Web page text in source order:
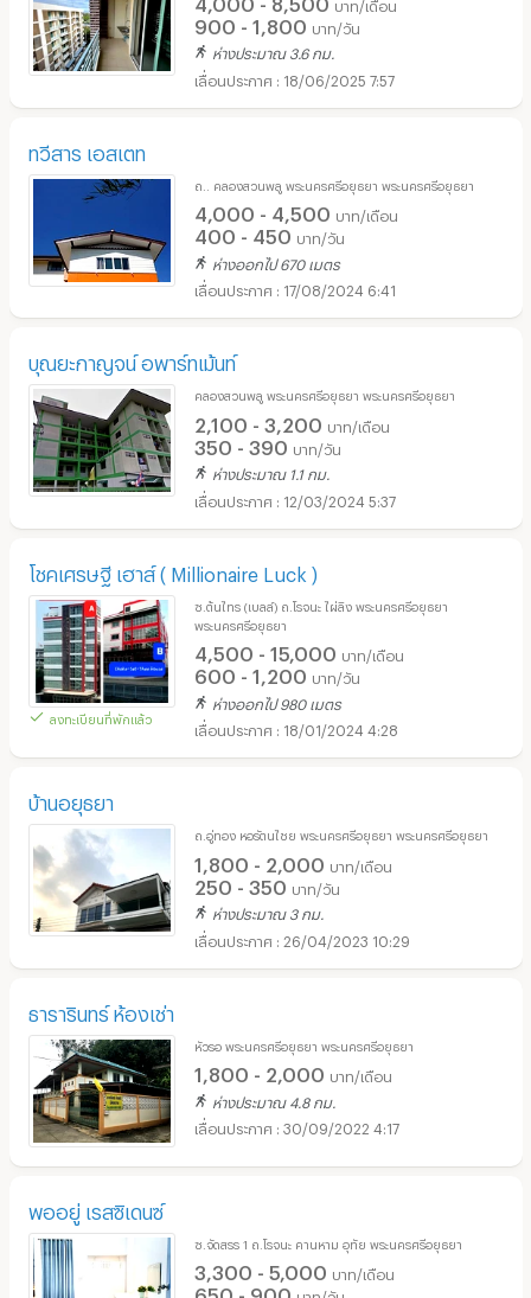
บาท/เดือน
900 - 1,800 บาท/วัน
ห่างประมาณ 3.6 กม.
18/06/2025 7:57
ทวีสาร เอสเตท
ถ.. คลองสวนพลู พระนครศรีอยุธยา พระนครศรีอยุธยา
4,000 - 4,500 บาท/เดือน
400 - 450 บาท/วัน
ห่างออกไป 670 เมตร
17/08/2024 6:41
บุณยะกาญจน์ อพาร์ทเม้นท์
คลองสวนพลู พระนครศรีอยุธยา พระนครศรีอยุธยา
2,100 - 3,200 บาท/เดือน
350 - 390 บาท/วัน
ห่างประมาณ 1.1 กม.
12/03/2024 5:37
โชคเศรษฐี เฮาส์ ( Millionaire Luck )
ลงทะเบียนที่พักแล้ว
ซ.ต้นไทร (เบลล์) ถ.โรจนะ ไผ่ลิง พระนครศรีอยุธยา
พระนครศรีอยุธยา
4,500 - 15,000 บาท/เดือน
600 - 1,200 บาท/วัน
ห่างออกไป 980 เมตร
18/01/2024 4:28
บ้านอยุธยา
ถ.อู่ทอง หอรัตนไชย พระนครศรีอยุธยา พระนครศรีอยุธยา
1,800 - 2,000 บาท/เดือน
250 - 350 บาท/วัน
ห่างประมาณ 3 กม.
26/04/2023 10:29
ธารารินทร์ ห้องเช่า
หัวรอ พระนครศรีอยุธยา พระนครศรีอยุธยา
1,800 - 2,000 บาท/เดือน
ห่างประมาณ 4.8 กม.
30/09/2022 4:17
พออยู่ เรสซิเดนซ์
ซ.จัดสรร 1 ถ.โรจนะ คานหาม อุทัย พระนครศรีอยุธยา
3,300 - 5,000 บาท/เดือน
650 - 900 บาท/วัน